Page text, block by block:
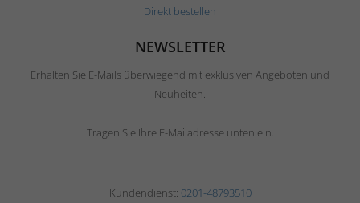
Direkt bestellen
NEWSLETTER
Erhalten Sie E-Mails überwiegend mit exklusiven Angeboten und
Neuheiten.
Tragen Sie Ihre E-Mailadresse unten ein.
Kundendienst: 0201-48793510